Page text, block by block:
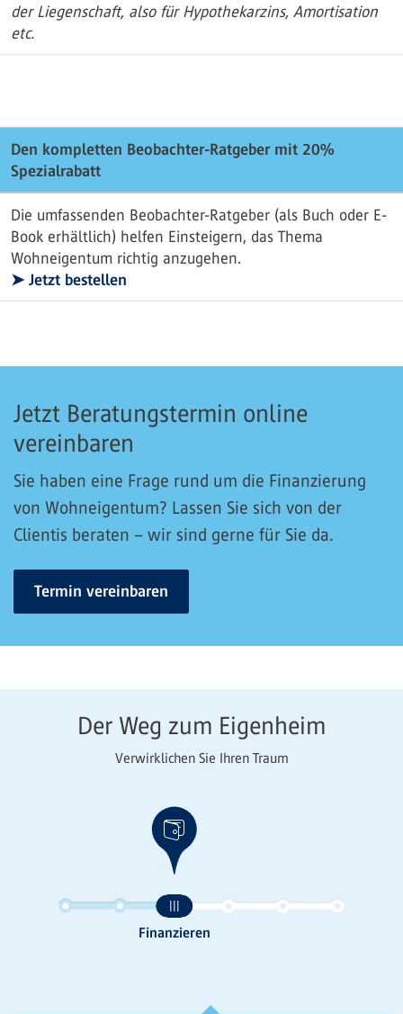
der Liegenschaft, also für Hypothekarzins, Amortisation
etc.
Den kompletten Beobachter-Ratgeber mit 20%
Spezialrabatt
Die umfassenden Beobachter-Ratgeber (als Buch oder E-
Book erhältlich) helfen Einsteigern, das Thema
Wohneigentum richtig anzugehen.
➤ Jetzt bestellen
Jetzt Beratungstermin online
vereinbaren
Sie haben eine Frage rund um die Finanzierung
von Wohneigentum? Lassen Sie sich von der
Clientis beraten – wir sind gerne für Sie da.
Termin vereinbaren
Der Weg zum Eigenheim
Verwirklichen Sie Ihren Traum